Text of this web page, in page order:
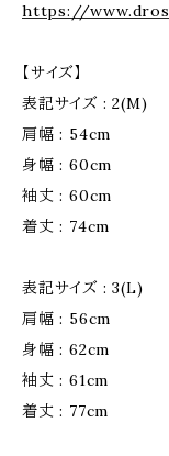
https://
【サイズ】
表記サイズ : 2(M)
肩幅 : 54cm
身幅 : 60cm
袖丈 : 60cm
着丈 : 74cm
表記サイズ : 3(L)
肩幅 : 56cm
身幅 : 62cm
袖丈 : 61cm
着丈 : 77cm